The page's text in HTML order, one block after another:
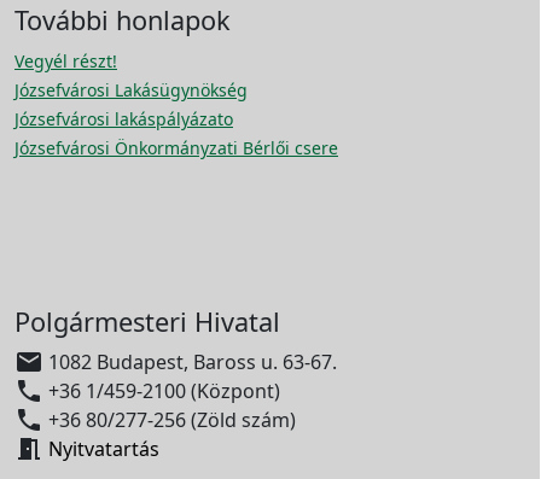
További honlapok
Vegyél részt!
Józsefvárosi Lakásügynökség
Józsefvárosi lakáspályázato
Józsefvárosi Önkormányzati Bérlői csere
Polgármesteri Hivatal
 1082 Budapest, Baross u. 63-67.
 +36 1/459-2100 (Központ)
 +36 80/277-256 (Zöld szám)
 Nyitvatartás